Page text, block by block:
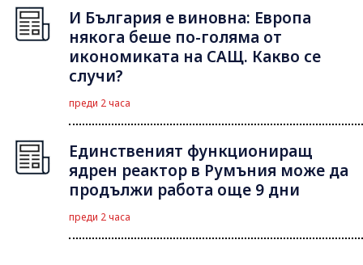
И България е виновна: Европа
някога беше по-голяма от
икономиката на САЩ. Какво се
случи?
преди 2 часа
Единственият функциониращ
ядрен реактор в Румъния може да
продължи работа още 9 дни
преди 2 часа